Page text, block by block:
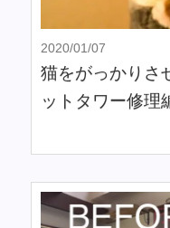
2020/01/07
猫をがっかり
ットタワー修理